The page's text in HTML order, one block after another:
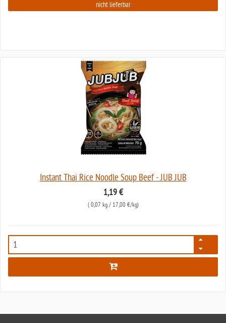
nicht lieferbar
Instant Thai Rice Noodle Soup Beef - JUB JUB
1,19 €
( 0,07 kg/ 17,00 €/kg)
7588